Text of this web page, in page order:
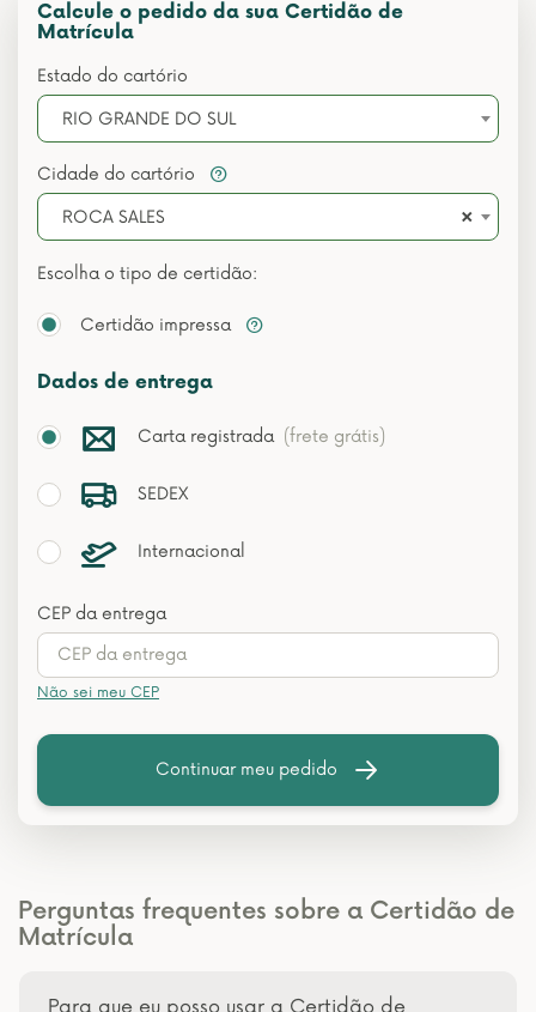
Calcule o pedido da sua Certidão de
Matrícula
Estado do cartório
RIO GRANDE DO SUL
Cidade do cartório
×
ROCA SALES
Escolha o tipo de certidão:
Certidão impressa
Dados de entrega
Carta registrada (frete grátis)
SEDEX
Internacional
CEP da entrega
Não sei meu CEP
Continuar meu pedido
Perguntas frequentes sobre a Certidão de
Matrícula
Para que eu posso usar a Certidão de